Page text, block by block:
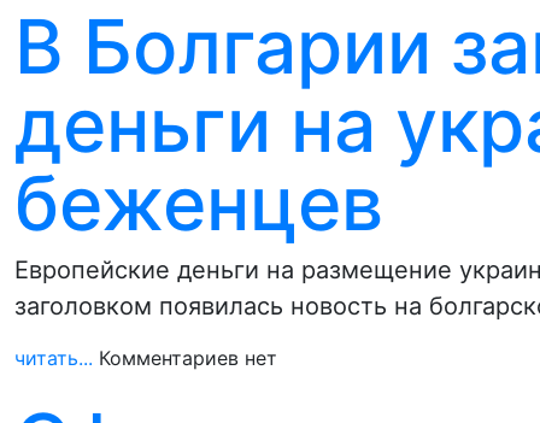
В Болгарии
деньги на
беженцев
Европейские деньги на размещение
заголовком появилась новость на
читать... Комментариев нет